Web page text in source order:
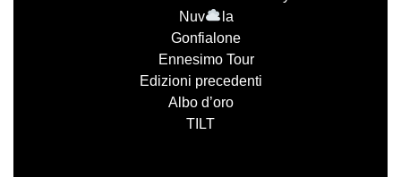
Nuv
la
Gonfialone
Ennesimo Tour
Edizioni precedenti
Albo d’oro
TILT